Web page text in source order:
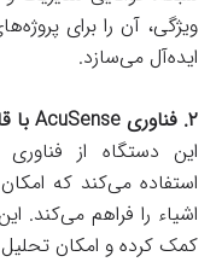
ویژگی، آن را برای
ایده‌آل می‌سازد.
۲. فناوری AcuSense با قابلیت‌های هوش مصنوعی
استفاده می‌کند که
اشیاء را فراهم می‌کند.
کمک کرده و امکان